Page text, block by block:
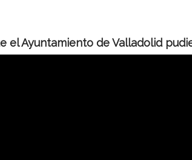
el Ayuntamiento de Valladolid